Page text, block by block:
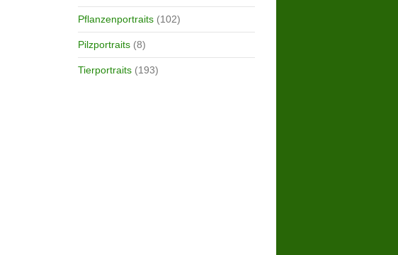
Pflanzenportraits(102)
Pilzportraits(8)
Tierportraits(193)